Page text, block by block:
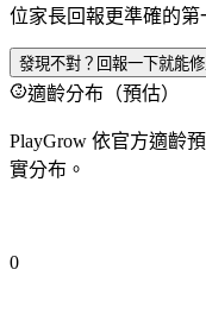
位家長回報更準確的第
發現不對？回報一下就能修
適齡分布（預估）
PlayGrow 依官方適齡
實分布。
0